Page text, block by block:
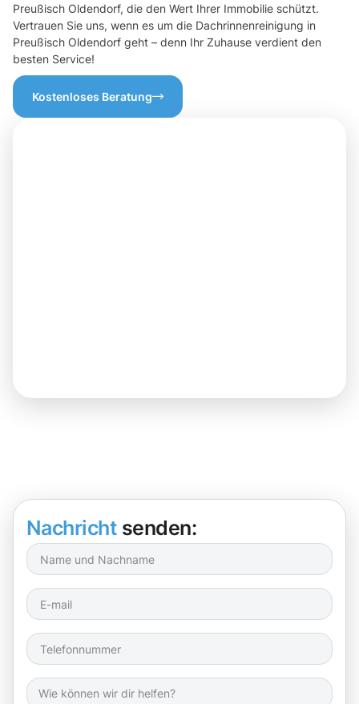
Preußisch Oldendorf, die den Wert Ihrer Immobilie schützt.
Vertrauen Sie uns, wenn es um die Dachrinnenreinigung in
Preußisch Oldendorf geht – denn Ihr Zuhause verdient den
besten Service!
Kostenloses Beratung
Nachricht senden: